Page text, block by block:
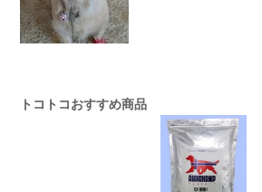
トコトコおすすめ商品